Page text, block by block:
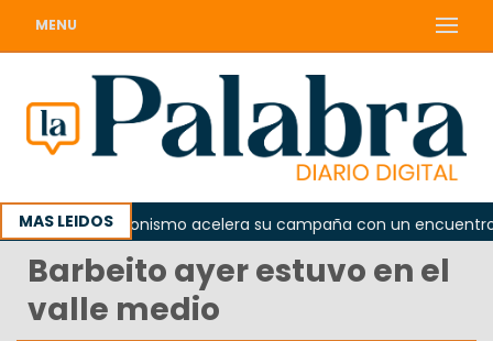
MENU
MAS LEIDOS
El peronismo acelera su campaña con un encuentro
Barbeito ayer estuvo en el
valle medio